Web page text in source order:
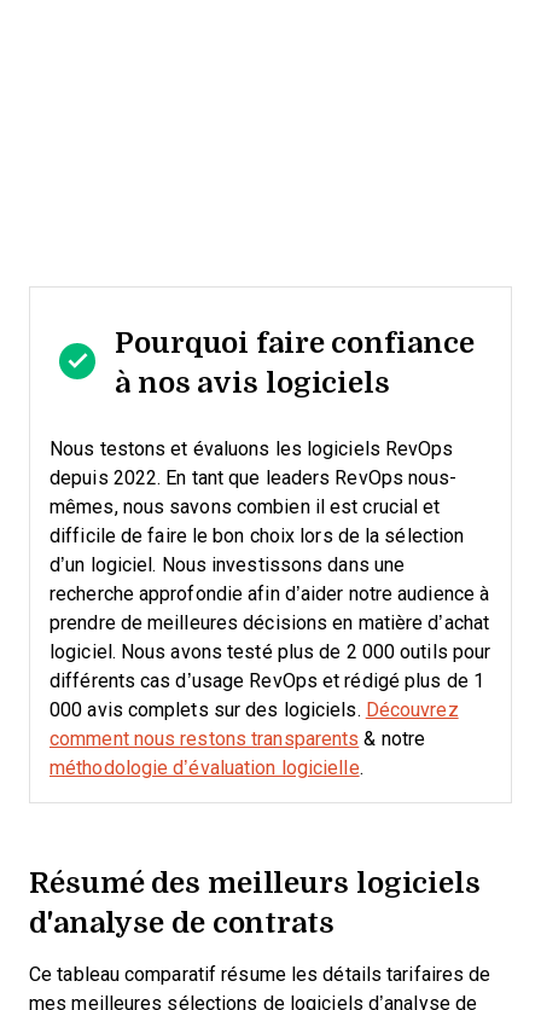
Pourquoi faire confiance
à nos avis logiciels
Nous testons et évaluons les logiciels RevOps
depuis 2022. En tant que leaders RevOps nous-
mêmes, nous savons combien il est crucial et
difficile de faire le bon choix lors de la sélection
d’un logiciel. Nous investissons dans une
recherche approfondie afin d’aider notre audience à
prendre de meilleures décisions en matière d’achat
logiciel. Nous avons testé plus de 2 000 outils pour
différents cas d’usage RevOps et rédigé plus de 1
000 avis complets sur des logiciels. Découvrez
comment nous restons transparents & notre
méthodologie d’évaluation logicielle.
Résumé des meilleurs logiciels
d'analyse de contrats
Ce tableau comparatif résume les détails tarifaires de
mes meilleures sélections de logiciels d’analyse de